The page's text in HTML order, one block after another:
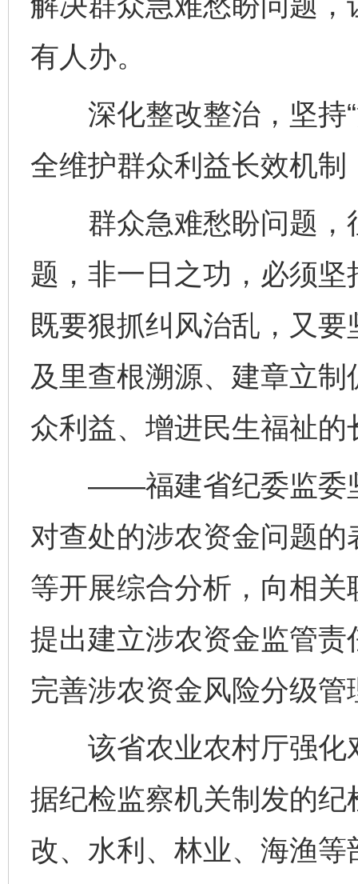
有人办。
深化整改整治，坚持“
全维护群众利益长效机制
群众急难愁盼问题，
题，非一日之功，必须坚
既要狠抓纠风治乱，又
及里查根溯源、建章立
众利益、增进民生福祉的
——福建省纪委监委坚
对查处的涉农资金问题
等开展综合分析，向相
提出建立涉农资金监管
完善涉农资金风险分级
该省农业农村厅强化
据纪检监察机关制发的
改、水利、林业、海渔